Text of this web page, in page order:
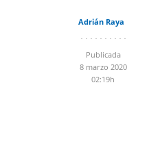
Adrián Raya
Publicada
8 marzo 2020
02:19h